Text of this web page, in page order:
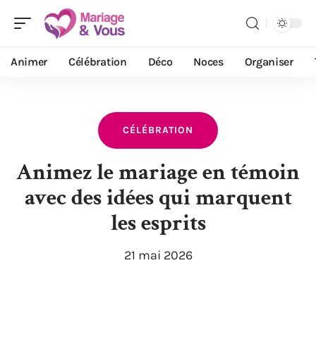
Animer Célébration Déco Noces Organiser
CÉLÉBRATION
Animez le mariage en témoin
avec des idées qui marquent
les esprits
21 mai 2026